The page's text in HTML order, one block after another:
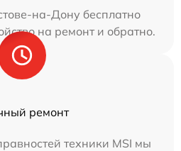
на-Дону бесплатно
на ремонт и обратно.
ремонт
техники MSI мы